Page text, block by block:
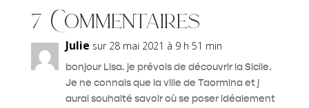
7 Commentaires
Julie sur 28 mai 2021 à 9 h 51 min
bonjour Lisa. je prévois de découvrir la Sicile.
Je ne connais que la ville de Taormina et j
aurai souhaité savoir où se poser idéalement